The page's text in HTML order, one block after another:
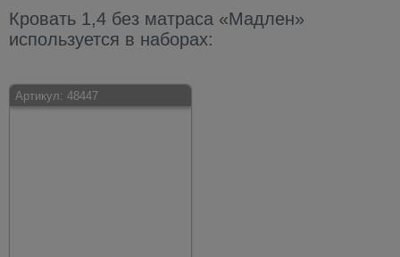
Кровать 1,4 без матраса «Мадлен»
используется в наборах:
Артикул: 48447